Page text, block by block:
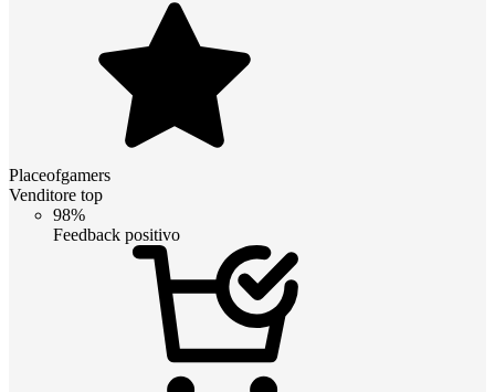
Placeofgamers
Venditore top
98%
Feedback positivo